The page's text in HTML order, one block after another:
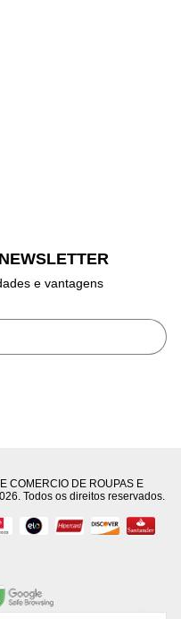
e vantagens
COMERCIO DE ROUPAS E
Todos os direitos reservados.